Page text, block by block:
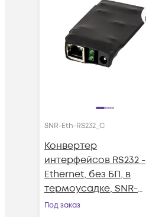
SNR-Eth-RS232_C
Конвертер
интерфейсов RS232 -
Ethernet, без БП, в
термоусадке, SNR-
Eth-RS232_C
Под заказ